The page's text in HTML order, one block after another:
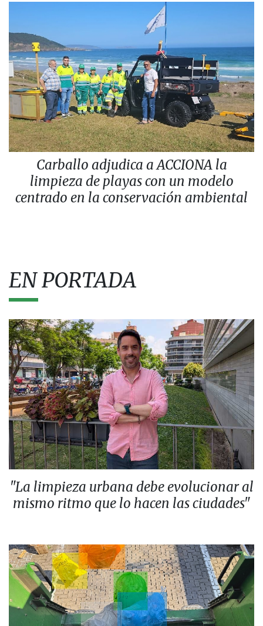
Carballo adjudica a ACCIONA la
limpieza de playas con un modelo
centrado en la conservación ambiental
EN PORTADA
"La limpieza urbana debe evolucionar al
mismo ritmo que lo hacen las ciudades"